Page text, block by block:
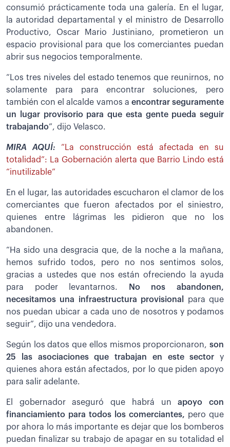
consumió prácticamente toda una galería. En el lugar,
la autoridad departamental y el ministro de Desarrollo
Productivo, Oscar Mario Justiniano, prometieron un
espacio provisional para que los comerciantes puedan
abrir sus negocios temporalmente.
“Los tres niveles del estado tenemos que reunirnos, no
solamente para para encontrar soluciones, pero
también con el alcalde vamos a encontrar seguramente
un lugar provisorio para que esta gente pueda seguir
trabajando”, dijo Velasco.
MIRA AQUÍ: “La construcción está afectada en su
totalidad”: La Gobernación alerta que Barrio Lindo está
“inutilizable”
En el lugar, las autoridades escucharon el clamor de los
comerciantes que fueron afectados por el siniestro,
quienes entre lágrimas les pidieron que no los
abandonen.
“Ha sido una desgracia que, de la noche a la mañana,
hemos sufrido todos, pero no nos sentimos solos,
gracias a ustedes que nos están ofreciendo la ayuda
para poder levantarnos.
No nos abandonen,
necesitamos una infraestructura provisional
para que
nos puedan ubicar a cada uno de nosotros y podamos
seguir”, dijo una vendedora.
Según los datos que ellos mismos proporcionaron, son
25 las asociaciones que trabajan en este sector y
quienes ahora están afectados, por lo que piden apoyo
para salir adelante.
El gobernador aseguró que habrá unapoyo con
financiamiento para todos los comerciantes, pero que
por ahora lo más importante es dejar que los bomberos
puedan finalizar su trabajo de apagar en su totalidad el